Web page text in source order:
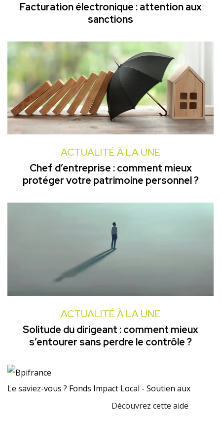
Facturation électronique : attention aux
sanctions
ACTUALITÉ À LA UNE
Chef d’entreprise : comment mieux
protéger votre patrimoine personnel ?
ACTUALITÉ À LA UNE
Solitude du dirigeant : comment mieux
s’entourer sans perdre le contrôle ?
Le saviez-vous ? Fonds Impact Local - Soutien aux
Découvrez cette aide